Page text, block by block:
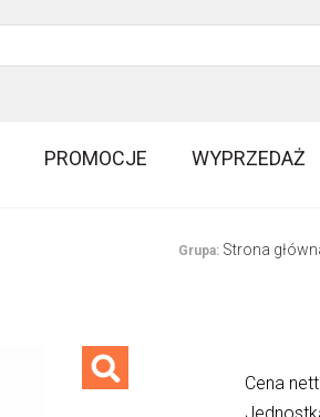
PROMOCJE WYPRZEDAŻ
Grupa: Strona
Cena